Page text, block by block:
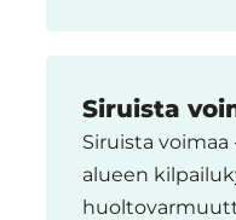
Siruista
Siruista
alueen